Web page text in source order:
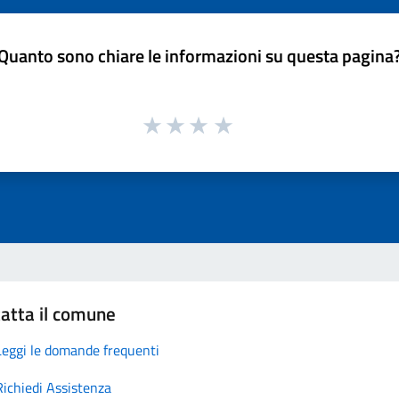
sono chiare le informazioni su questa
il comune
le domande frequenti
Assistenza